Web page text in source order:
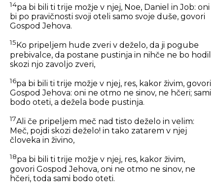
14pa bi bili ti trije možje v njej, Noe, Daniel in Job: oni
bi po pravičnosti svoji oteli samo svoje duše, govori
Gospod Jehova.
15 Ko pripeljem hude zveri v deželo, da ji pogube
prebivalce, da postane pustinja in nihče ne bo hodil
skozi njo zavoljo zveri,
16pa bi bili ti trije možje v njej, res, kakor živim, govori
Gospod Jehova: oni ne otmo ne sinov, ne hčeri; sami
bodo oteti, a dežela bode pustinja.
17Ali če pripeljem meč nad tisto deželo in velim:
Meč, pojdi skozi deželo! in tako zatarem v njej
človeka in živino,
18pa bi bili ti trije možje v njej, res, kakor živim,
govori Gospod Jehova, oni ne otmo ne sinov, ne
hčeri, toda sami bodo oteti.